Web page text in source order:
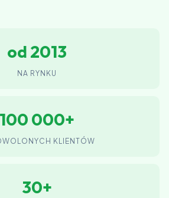
od 2013
NA RYNKU
100 000+
KLIENTÓW
30+